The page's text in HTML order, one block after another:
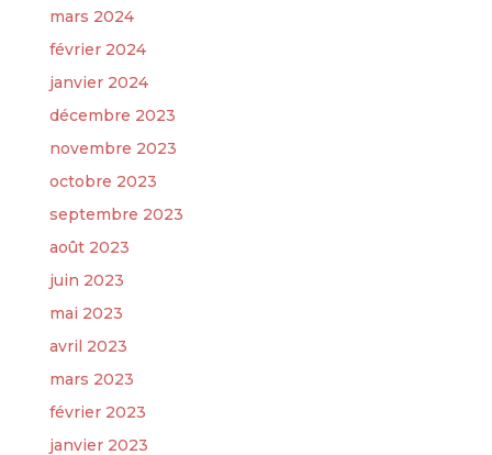
mars 2024
février 2024
janvier 2024
décembre 2023
novembre 2023
octobre 2023
septembre 2023
août 2023
juin 2023
mai 2023
avril 2023
mars 2023
février 2023
janvier 2023